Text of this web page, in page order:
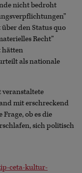
nicht bedroht
den Status quo
Recht”
hätten
als nationale
mit erschreckend
ob es die
sich politisch
ceta-kultur-